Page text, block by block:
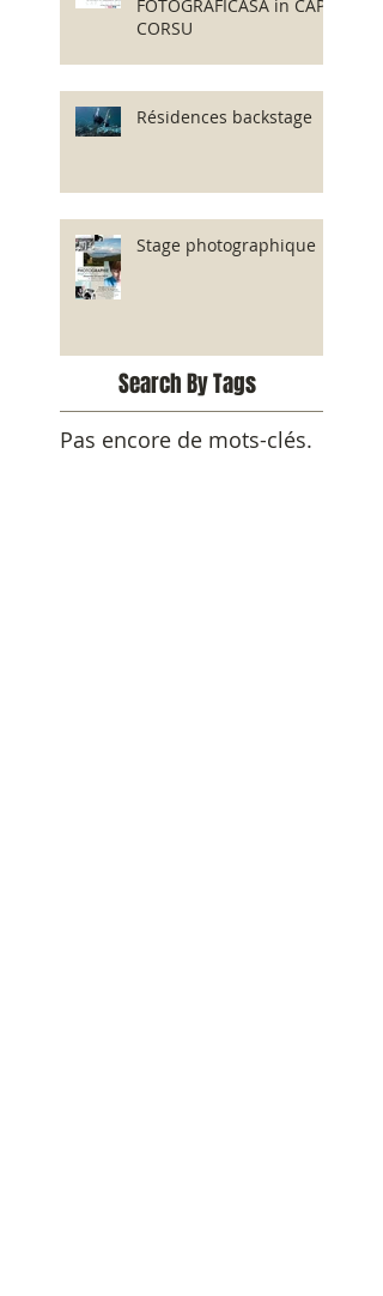
FOTOGRAFICASA in CAPI
CORSU
Résidences backstage
Stage photographique
Search By Tags
Pas encore de mots-clés.